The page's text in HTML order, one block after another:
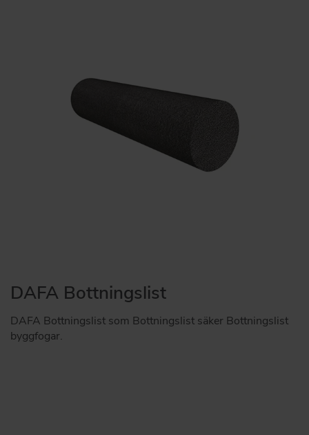
DAFA Bottningslist
DAFA Bottningslist som Bottningslist säker Bottningslist
byggfogar.